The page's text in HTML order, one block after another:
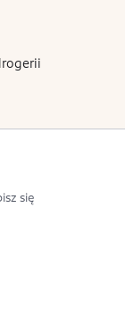
0%
0%się